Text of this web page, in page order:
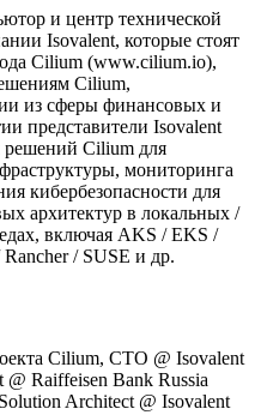
и центр технической
Isovalent, которые стоят
Cilium (www.cilium.io),
Cilium,
из сферы финансовых и
представители Isovalent
решений Cilium для
мониторинга
кибербезопасности для
архитектур в локальных /
включая AKS / EKS /
/ SUSE и др.
Cilium, CTO @ Isovalent
@ Raiffeisen Bank Russia
Architect @ Isovalent